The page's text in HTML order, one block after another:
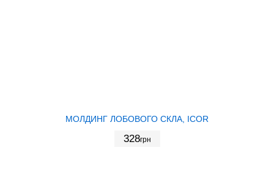
МОЛДИНГ ЛОБОВОГО СКЛА, ICOR
328грн